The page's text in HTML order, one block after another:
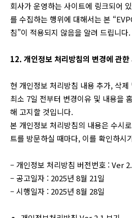
회사가 운영하는 사이트에 링크되어
를 수집하는 행위에 대해서는 본
침”이 적용되지 않음을 알려 드립니다.
12. 개인정보 처리방침의 변경에 관한
현 개인정보 처리방침 내용 추가, 삭
최소 7일 전부터 변경이유 및 내용을
해 고지할 것입니다.
본 개인정보 처리방침의 내용은 수시
트를 방문하실 때마다, 이를 확인하시
– 개인정보 처리방침 버전번호 : Ver
– 공고일자 : 2025년 8월 21일
– 시행일자 : 2025년 8월 28일